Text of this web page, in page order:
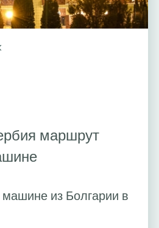
маршрут
из Болгарии в